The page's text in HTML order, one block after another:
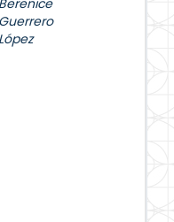
Berenice
Guerrero
López